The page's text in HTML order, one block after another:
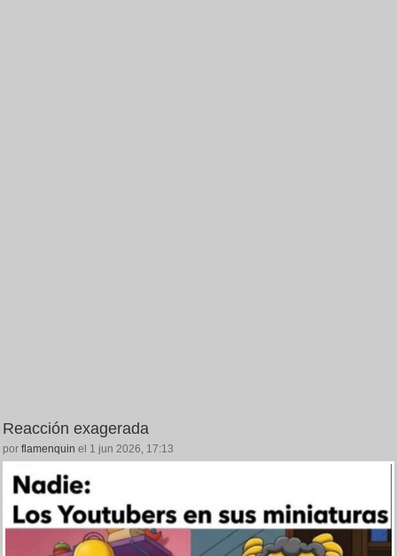
Reacción exagerada
por flamenquin el 1 jun 2026, 17:13